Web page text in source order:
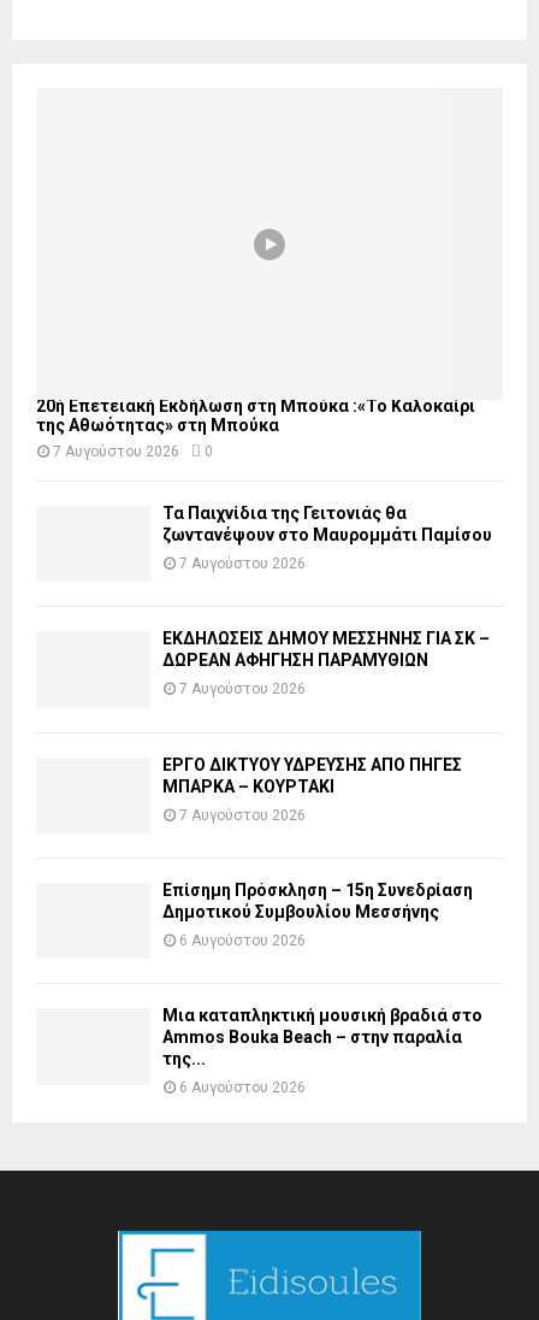
20ή Επετειακή Εκδήλωση στη Μπούκα :«Το Καλοκαίρι
της Αθωότητας» στη Μπούκα
7 Αυγούστου 2026 0
Τα Παιχνίδια της Γειτονιάς θα
ζωντανέψουν στο Μαυρομμάτι Παμίσου
7 Αυγούστου 2026
ΕΚΔΗΛΩΣΕΙΣ ΔΗΜΟΥ ΜΕΣΣΗΝΗΣ ΓΙΑ ΣΚ –
ΔΩΡΕΑΝ ΑΦΗΓΗΣΗ ΠΑΡΑΜΥΘΙΩΝ
7 Αυγούστου 2026
ΕΡΓΟ ΔΙΚΤΥΟΥ ΥΔΡΕΥΣΗΣ ΑΠΟ ΠΗΓΕΣ
ΜΠΑΡΚΑ – ΚΟΥΡΤΑΚΙ
7 Αυγούστου 2026
Επίσημη Πρόσκληση – 15η Συνεδρίαση
Δημοτικού Συμβουλίου Μεσσήνης
6 Αυγούστου 2026
Μια καταπληκτική μουσική βραδιά στο
Ammos Bouka Beach – στην παραλία
της...
6 Αυγούστου 2026